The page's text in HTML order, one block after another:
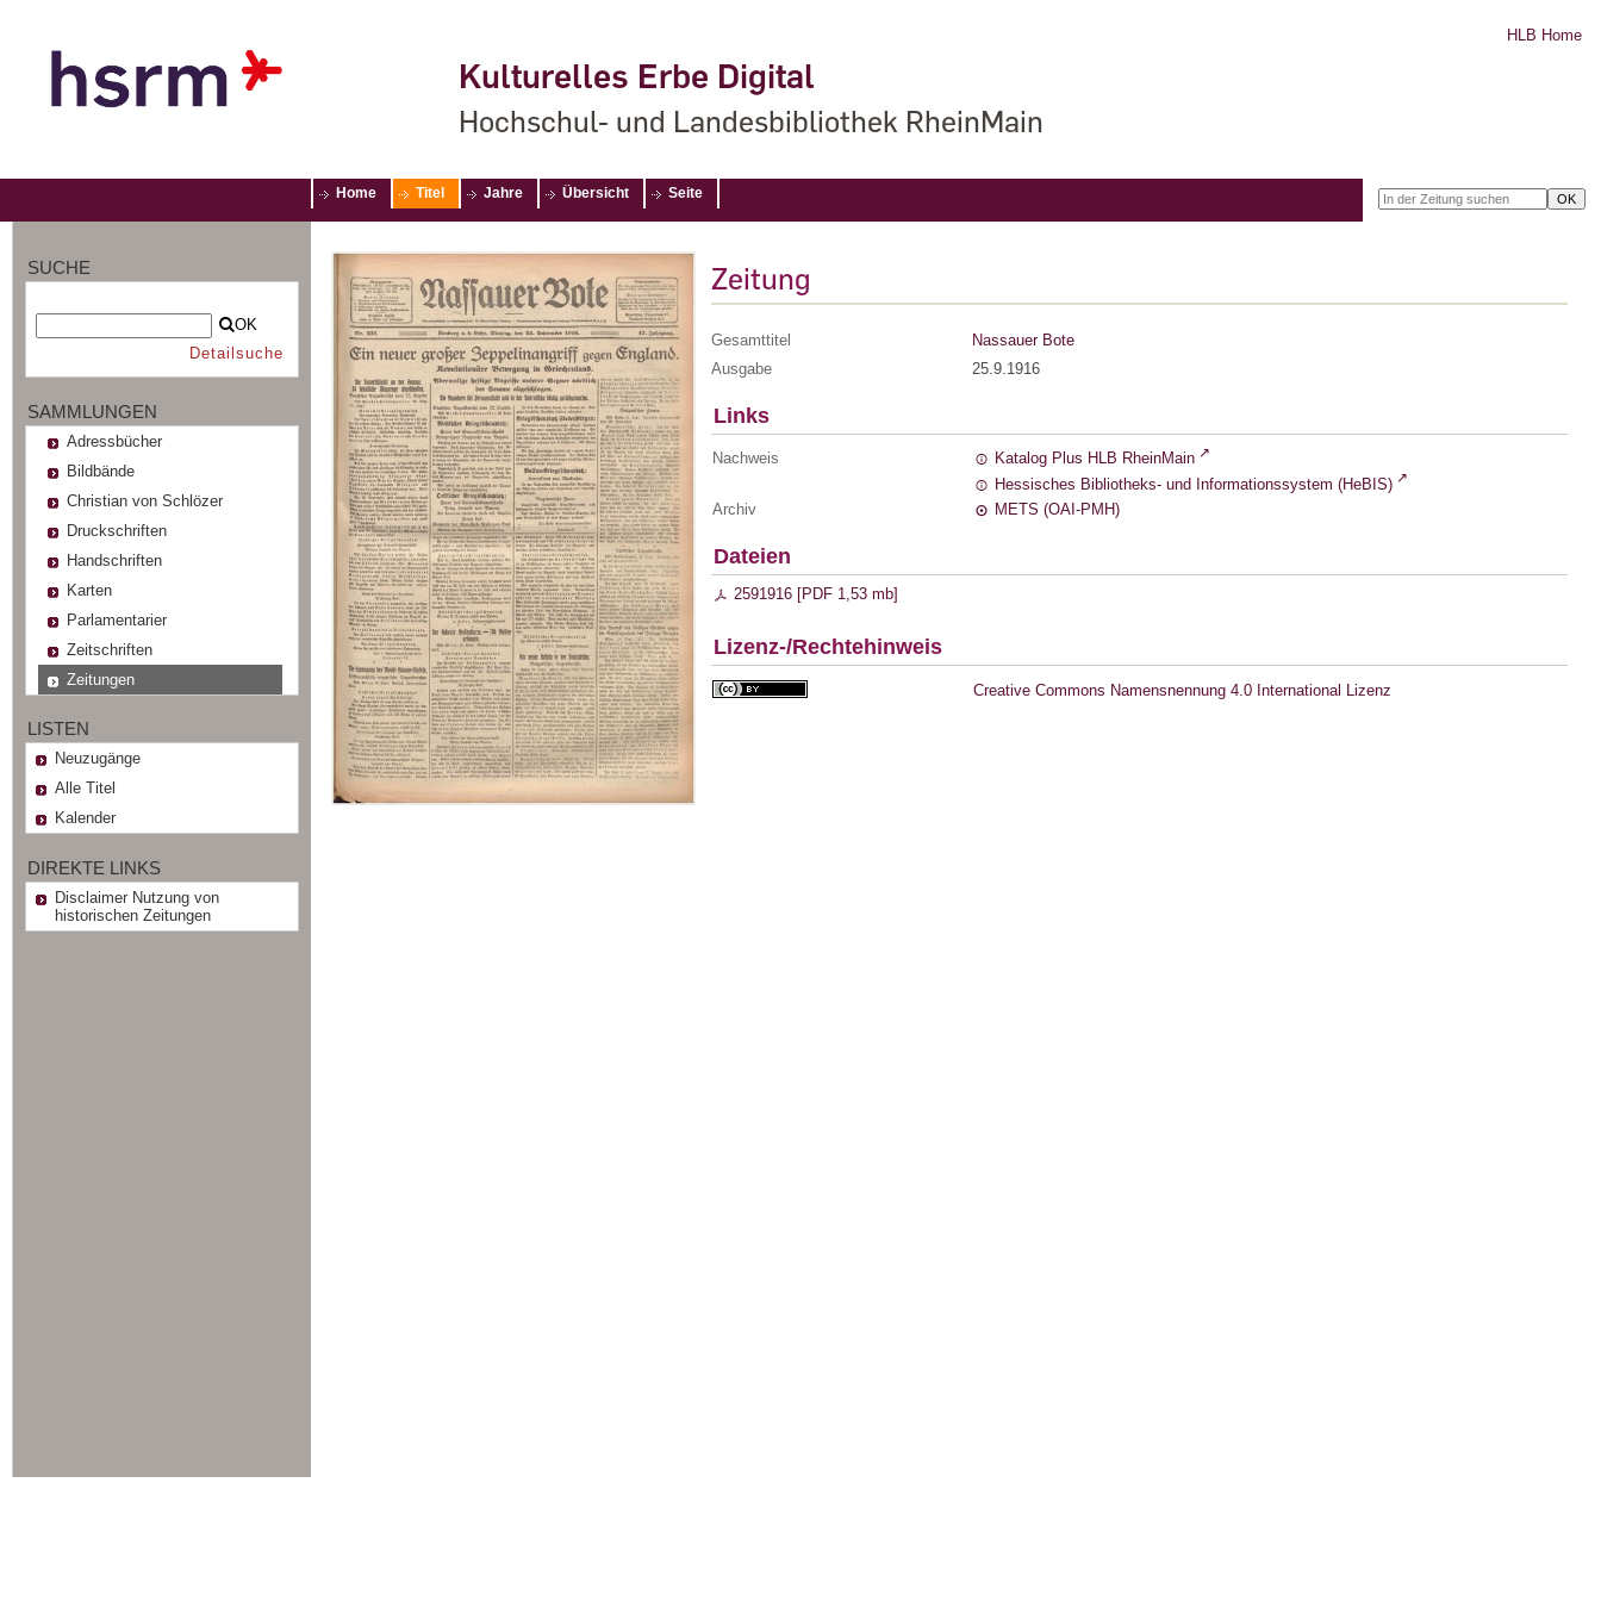
Kulturelles Erbe Digital
Hochschul- und Landesbibliothek RheinMain
HLB Home
Home Titel Jahre Übersicht Seite
SUCHE
OK
Detailsuche
SAMMLUNGEN
Adressbücher
Bildbände
Christian von Schlözer
Druckschriften
Handschriften
Karten
Parlamentarier
Zeitschriften
Zeitungen
LISTEN
Neuzugänge
Alle Titel
Kalender
DIREKTE LINKS
Disclaimer Nutzung von
historischen Zeitungen
Zeitung
Gesamttitel
Nassauer Bote
Ausgabe
25.9.1916
Links
Nachweis
Katalog Plus HLB RheinMain
Hessisches Bibliotheks- und Informationssystem (HeBIS)
Archiv
METS (OAI-PMH)
Dateien
2591916 [PDF 1,53 mb]
Lizenz-/Rechtehinweis
Creative Commons Namensnennung 4.0 International Lizenz